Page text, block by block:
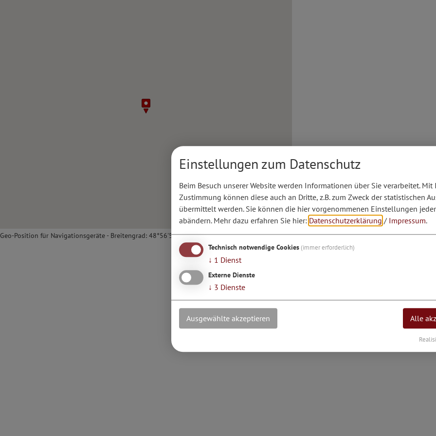
Geo-Position für Navigationsgeräte - Breitengrad: 48°56'54.06''N / Längengrad: 11°23'18.96''E
Einstellungen zum Datenschutz
Beim Besuch unserer Website werden Informationen über Sie verarbeitet. Mit
Zustimmung können diese auch an Dritte, z.B. zum Zweck der statistischen
übermittelt werden. Sie können die hier vorgenommenen Einstellungen
abändern. Mehr dazu erfahren Sie hier: Datenschutzerklärung / Impressum.
Technisch notwendige Cookies (immer erforderlich)
↓ 1 Dienst
Externe Dienste
↓ 3 Dienste
Ausgewählte akzeptieren Alle